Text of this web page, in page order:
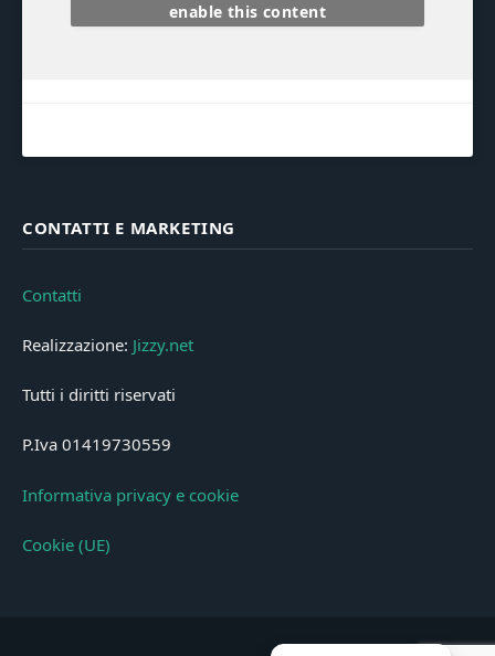
enable this content
CONTATTI E MARKETING
Contatti
Realizzazione: Jizzy.net
Tutti i diritti riservati
P.Iva 01419730559
Informativa privacy e cookie
Cookie (UE)